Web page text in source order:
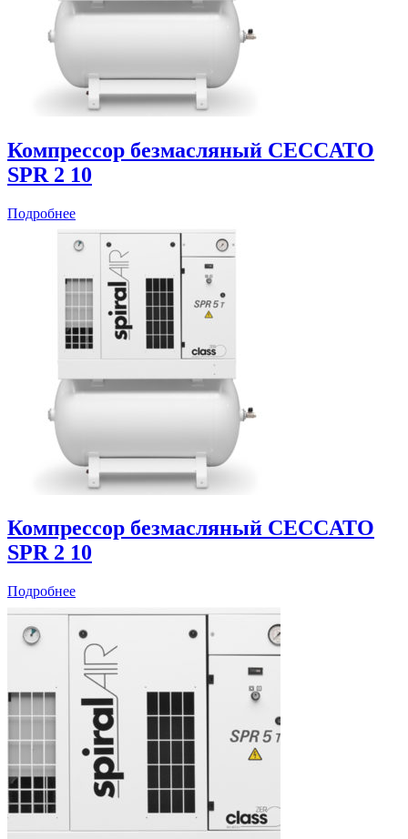
Компрессор безмасляный CECCATO
SPR 2 10
Подробнее
Компрессор безмасляный CECCATO
SPR 2 10
Подробнее